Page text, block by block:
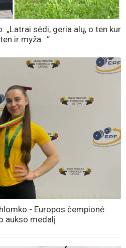
„Latrai sėdi, geria alų, o ten kur
ir myža...“
- Europos čempionė:
aukso medalį